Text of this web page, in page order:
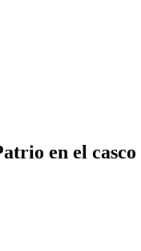
en el casco